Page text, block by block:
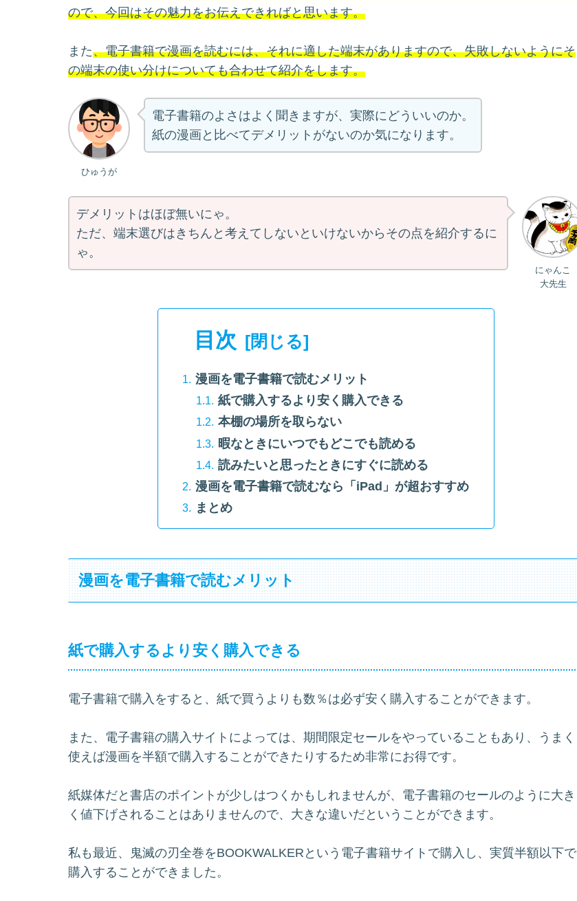
ので、今回はその魅力をお伝えできればと思います。
また、電子書籍で漫画を読むには、それに適した端末がありますので、失敗しないようにそ
の端末の使い分けについても合わせて紹介をします。
ひゅうが
電子書籍のよさはよく聞きますが、実際にどういいのか。
紙の漫画と比べてデメリットがないのか気になります。
にゃんこ
大先生
デメリットはほぼ無いにゃ。
ただ、端末選びはきちんと考えてしないといけないからその点を紹介するに
ゃ。
目次
漫画を電子書籍で読むメリット
紙で購入するより安く購入できる
本棚の場所を取らない
暇なときにいつでもどこでも読める
読みたいと思ったときにすぐに読める
漫画を電子書籍で読むなら「iPad」が超おすすめ
まとめ
漫画を電子書籍で読むメリット
紙で購入するより安く購入できる
電子書籍で購入をすると、紙で買うよりも数％は必ず安く購入することができます。
また、電子書籍の購入サイトによっては、期間限定セールをやっていることもあり、うまく
使えば漫画を半額で購入することができたりするため非常にお得です。
紙媒体だと書店のポイントが少しはつくかもしれませんが、電子書籍のセールのように大き
く値下げされることはありませんので、大きな違いだということができます。
私も最近、鬼滅の刃全巻をBOOKWALKERという電子書籍サイトで購入し、実質半額以下で
購入することができました。